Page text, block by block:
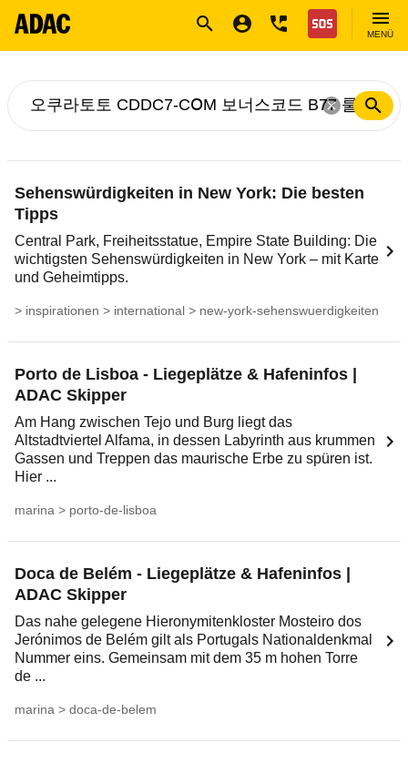
Nothilfe
MENÜ
Suche nach ...
Sehenswürdigkeiten in New York: Die besten
Tipps
Central Park, Freiheitsstatue, Empire State Building: Die
wichtigsten Sehenswürdigkeiten in New York – mit Karte
und Geheimtipps.
> inspirationen > international > new-york-sehenswuerdigkeiten
Porto de Lisboa - Liegeplätze & Hafeninfos |
ADAC Skipper
Am Hang zwischen Tejo und Burg liegt das
Altstadtviertel Alfama, in dessen Labyrinth aus krummen
Gassen und Treppen das maurische Erbe zu spüren ist.
Hier ...
marina > porto-de-lisboa
Doca de Belém - Liegeplätze & Hafeninfos |
ADAC Skipper
Das nahe gelegene Hieronymitenkloster Mosteiro dos
Jerónimos de Belém gilt als Portugals Nationaldenkmal
Nummer eins. Gemeinsam mit dem 35 m hohen Torre
de ...
marina > doca-de-belem